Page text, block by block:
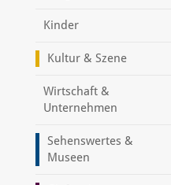
Kinder
Kultur & Szene
Wirtschaft &
Unternehmen
Sehenswertes &
Museen